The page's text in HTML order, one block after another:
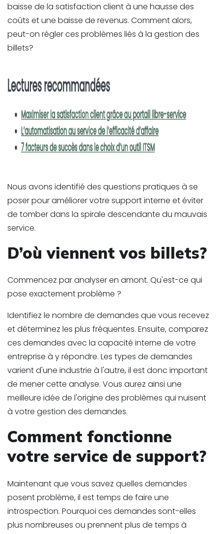
baisse de la satisfaction client à une hausse des
coûts et une baisse de revenus. Comment alors,
peut-on régler ces problèmes liés à la gestion des
billets?
Nous avons identifié des questions pratiques à se
poser pour améliorer votre support interne et éviter
de tomber dans la spirale descendante du mauvais
service.
D’où viennent vos billets?
Commencez par analyser en amont. Qu'est-ce qui
pose exactement problème ?
Identifiez le nombre de demandes que vous recevez
et déterminez les plus fréquentes. Ensuite, comparez
ces demandes avec la capacité interne de votre
entreprise à y répondre. Les types de demandes
varient d'une industrie à l'autre, il est donc important
de mener cette analyse. Vous aurez ainsi une
meilleure idée de l'origine des problèmes qui nuisent
à votre gestion des demandes.
Comment fonctionne
votre service de support?
Maintenant que vous savez quelles demandes
posent problème, il est temps de faire une
introspection. Pourquoi ces demandes sont-elles
plus nombreuses ou prennent plus de temps à